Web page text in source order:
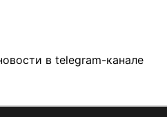
в telegram-канале